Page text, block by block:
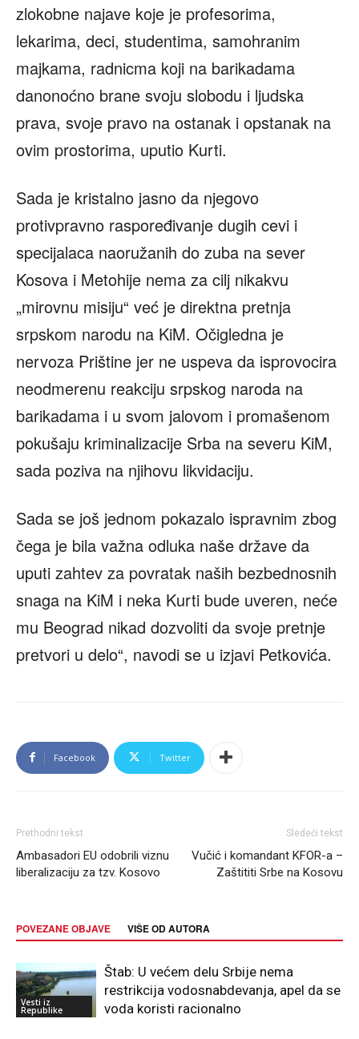
zlokobne najave koje je profesorima,
lekarima, deci, studentima, samohranim
majkama, radnicma koji na barikadama
danonoćno brane svoju slobodu i ljudska
prava, svoje pravo na ostanak i opstanak na
ovim prostorima, uputio Kurti.
Sada je kristalno jasno da njegovo
protivpravno raspoređivanje dugih cevi i
specijalaca naoružanih do zuba na sever
Kosova i Metohije nema za cilj nikakvu
„mirovnu misiju“ već je direktna pretnja
srpskom narodu na KiM. Očigledna je
nervoza Prištine jer ne uspeva da isprovocira
neodmerenu reakciju srpskog naroda na
barikadama i u svom jalovom i promašenom
pokušaju kriminalizacije Srba na severu KiM,
sada poziva na njihovu likvidaciju.
Sada se još jednom pokazalo ispravnim zbog
čega je bila važna odluka naše države da
uputi zahtev za povratak naših bezbednosnih
snaga na KiM i neka Kurti bude uveren, neće
mu Beograd nikad dozvoliti da svoje pretnje
pretvori u delo“, navodi se u izjavi Petkovića.
Facebook Twitter
Prethodni tekst
Ambasadori EU odobrili viznu
liberalizaciju za tzv. Kosovo
Sledeći tekst
Vučić i komandant KFOR-a –
Zaštititi Srbe na Kosovu
POVEZANE OBJAVE VIŠE OD AUTORA
Vesti iz
Republike
Štab: U većem delu Srbije nema
restrikcija vodosnabdevanja, apel da se
voda koristi racionalno